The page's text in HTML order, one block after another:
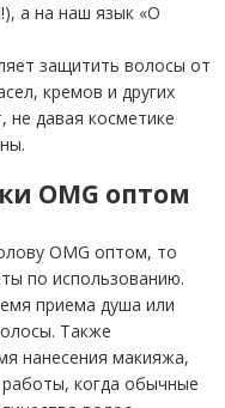
а на наш язык «О
защитить волосы от
кремов и других
не давая косметике
OMG оптом
OMG оптом, то
по использованию.
приема душа или
Также
нанесения макияжа,
когда обычные